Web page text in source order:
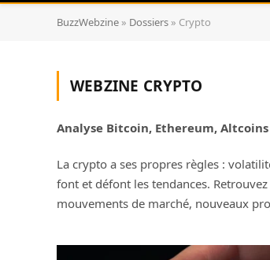
BuzzWebzine » Dossiers » Crypto
WEBZINE CRYPTO
Analyse Bitcoin, Ethereum,
La crypto a ses propres règles :
font et défont les tendances.
mouvements de marché, nouveaux